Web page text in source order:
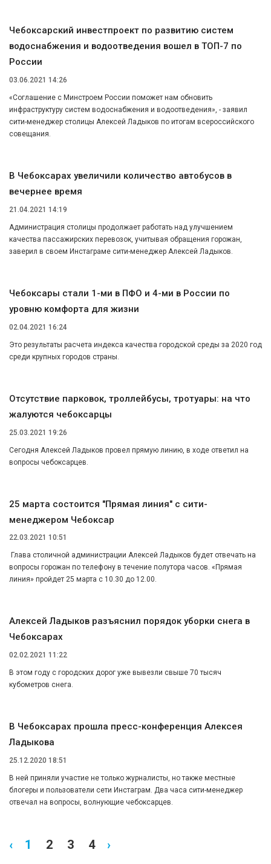
Чебоксарский инвестпроект по развитию систем
водоснабжения и водоотведения вошел в ТОП-7 по
России
03.06.2021 14:26
«Соглашение с Минстроем России поможет нам обновить
инфраструктуру систем водоснабжения и водоотведения», - заявил
сити-менеджер столицы Алексей Ладыков по итогам всероссийского
совещания.
В Чебоксарах увеличили количество автобусов в
вечернее время
21.04.2021 14:19
Администрация столицы продолжает работать над улучшением
качества пассажирских перевозок, учитывая обращения горожан,
заверил в своем Инстаграме сити-менеджер Алексей Ладыков.
Чебоксары стали 1-ми в ПФО и 4-ми в России по
уровню комфорта для жизни
02.04.2021 16:24
Это результаты расчета индекса качества городской среды за 2020 год
среди крупных городов страны.
Отсутствие парковок, троллейбусы, тротуары: на что
жалуются чебоксарцы
25.03.2021 19:26
Сегодня Алексей Ладыков провел прямую линию, в ходе ответил на
вопросы чебоксарцев.
25 марта состоится "Прямая линия" с сити-
менеджером Чебоксар
22.03.2021 10:51
Глава столичной администрации Алексей Ладыков будет отвечать на
вопросы горожан по телефону в течение полутора часов. «Прямая
линия» пройдет 25 марта с 10.30 до 12.00.
Алексей Ладыков разъяснил порядок уборки снега в
Чебоксарах
02.02.2021 11:22
В этом году с городских дорог уже вывезли свыше 70 тысяч
кубометров снега.
В Чебоксарах прошла пресс-конференция Алексея
Ладыкова
25.12.2020 18:51
В ней приняли участие не только журналисты, но также местные
блогеры и пользователи сети Инстаграм. Два часа сити-менеджер
отвечал на вопросы, волнующие чебоксарцев.
‹ 1 2 3 4 ›